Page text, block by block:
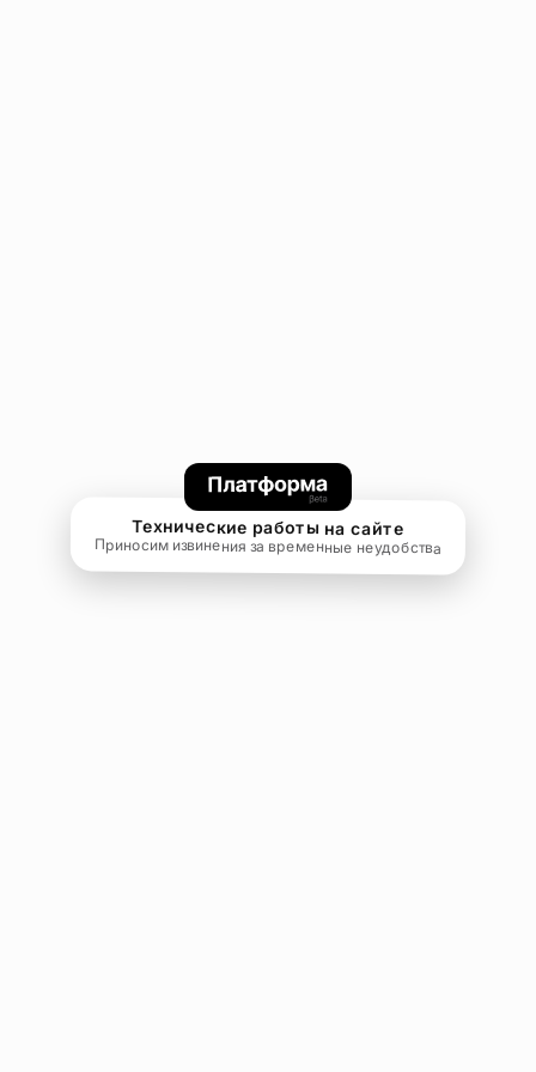
Технические работы на сайте
Приносим извинения за временные неудобства